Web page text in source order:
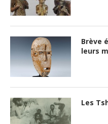
Brève
leurs
Les